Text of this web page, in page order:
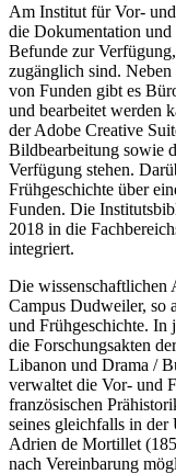
Am Institut für Vor-
die Dokumentation und
Befunde zur
zugänglich sind.
von Funden gibt es
und bearbeitet werden
der Adobe Creative
Bildbearbeitung sowie
Verfügung stehen.
Frühgeschichte über
Funden. Die
2018 in die
integriert.
Die wissenschaftlichen
Campus Dudweiler, so
und Frühgeschichte. In
die Forschungsakten
Libanon und Drama /
verwaltet die Vor- und
französischen
seines gleichfalls in der
Adrien de Mortillet
nach Vereinbarung